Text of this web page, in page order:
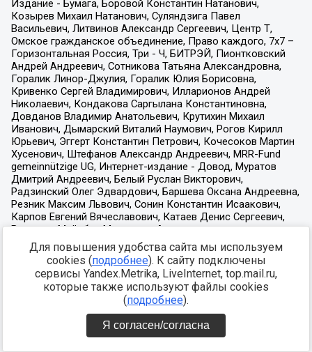
Для повышения удобства сайта мы используем
cookies (подробнее). К сайту подключены
сервисы Yandex.Metrika, LiveInternet, top.mail.ru,
которые также используют файлы cookies
(подробнее).
Я согласен/согласна